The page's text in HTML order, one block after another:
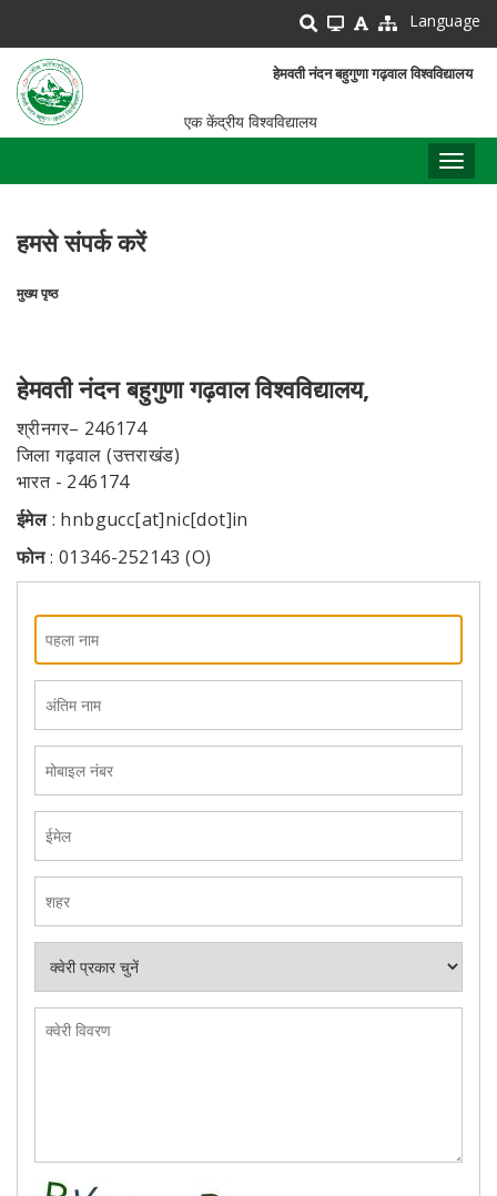
main
content
Language
हेमवती नंदन बहुगुणा गढ़वाल विश्वविद्यालय
एक केंद्रीय विश्वविद्यालय
हमसे संपर्क करें
मुख्य पृष्ठ
हेमवती नंदन बहुगुणा गढ़वाल विश्वविद्यालय,
श्रीनगर– 246174
जिला गढ़वाल (उत्तराखंड)
भारत - 246174
ईमेल: hnbgucc[at]nic[dot]in
फोन: 01346-252143 (O)
पहला
नाम
नाम
मोबाइल
नंबर
ईमेल
टाइप
क्वेरी
विवरण